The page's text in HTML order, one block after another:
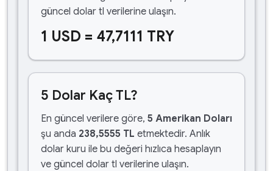
güncel dolar tl verilerine ulaşın.
1 USD = 47,7111 TRY
5 Dolar Kaç TL?
En güncel verilere göre, 5 Amerikan Doları
şu anda 238,5555 TL etmektedir. Anlık
dolar kuru ile bu değeri hızlıca hesaplayın
ve güncel dolar tl verilerine ulaşın.